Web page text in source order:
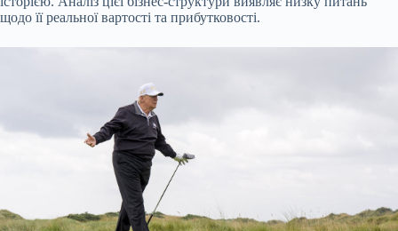
щодо її реальної вартості та прибутковості.